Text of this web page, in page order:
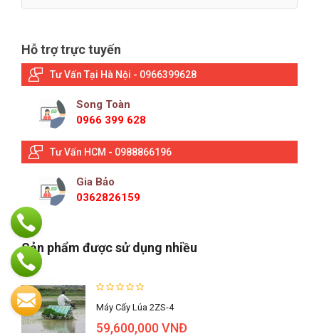
Hỗ trợ trực tuyến
Tư Vấn Tại Hà Nội - 0966399628
Song Toàn
0966 399 628
Tư Vấn HCM - 0988866196
Gia Bảo
0362826159
Sản phẩm được sử dụng nhiều
Máy Cấy Lúa 2ZS-4
59,600,000 VNĐ